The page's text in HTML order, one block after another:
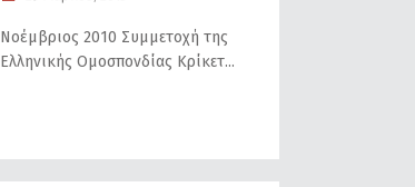
Νοέμβριος 2010 Συμμετοχή της
Ελληνικής Ομοσπονδίας Κρίκετ